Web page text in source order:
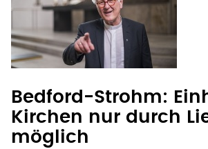
Bedford-Strohm:
Kirchen nur durch
möglich